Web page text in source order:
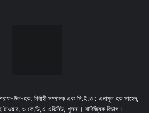
উল-হক, নির্বাহী সম্পাদক এবং সি.ই.ও : এনামুল হক সাহেদ,
টাওয়ার, ৩ কে,ডি,এ এভিনিউ, খুলনা। বাণিজ্যিক বিভাগ :